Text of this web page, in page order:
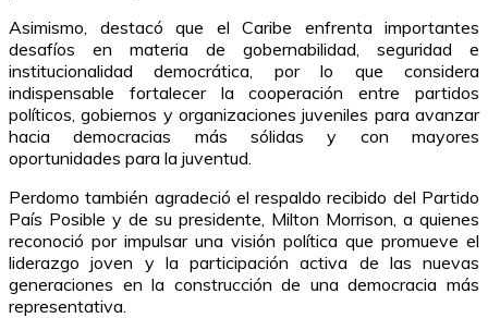
Asimismo, destacó que el Caribe enfrenta importantes
desafíos en materia de gobernabilidad, seguridad e
institucionalidad democrática, por lo que considera
indispensable fortalecer la cooperación entre partidos
políticos, gobiernos y organizaciones juveniles para avanzar
hacia democracias más sólidas y con mayores
oportunidades para la juventud.
Perdomo también agradeció el respaldo recibido del Partido
País Posible y de su presidente, Milton Morrison, a quienes
reconoció por impulsar una visión política que promueve el
liderazgo joven y la participación activa de las nuevas
generaciones en la construcción de una democracia más
representativa.